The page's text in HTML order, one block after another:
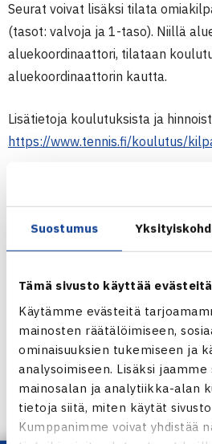
Suostumus
Tämä sivusto käyttää evästeitä
Käytämme evästeitä
mainosten räätälöimiseen,
ominaisuuksien tukemiseen ja
analysoimiseen. Lisäksi jaamme
mainosalan ja analytiikka-alan
tietoja siitä, miten käytät
Kumppanimme voivat yhdistää
Seurat voivat lisäksi tilata
(tasot: valvoja ja 1-taso). Niillä
aluekoordinaattori, tilataan
aluekoordinaattorin kautta.
Lisätietoja koulutuksista ja
https://www.tennis.fi/koulutus/
Tennisliitto on solminut
kanssa. Sopimuksenmukaisesti
Tourilla, Tennisliigassa ja SM-
tilatakaksi viikkoa ennen kilpailua.
kilpailunjärjestäjille mitä
osalta käytetään jotta saatte
hinnan.
Tilaukset tehdään sähköpostilla:
hyvä lisätä: